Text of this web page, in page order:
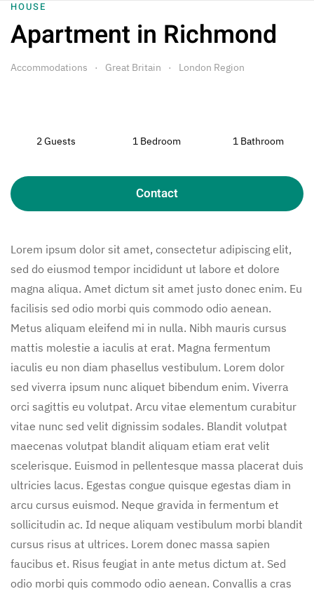
Skip to main content
HOUSE
Apartment in Richmond
Accommodations Great Britain London Region
2 Guests 1 Bedroom 1 Bathroom
Contact
Lorem ipsum dolor sit amet, consectetur adipiscing elit,
sed do eiusmod tempor incididunt ut labore et dolore
magna aliqua. Amet dictum sit amet justo donec enim. Eu
facilisis sed odio morbi quis commodo odio aenean.
Metus aliquam eleifend mi in nulla. Nibh mauris cursus
mattis molestie a iaculis at erat. Magna fermentum
iaculis eu non diam phasellus vestibulum. Lorem dolor
sed viverra ipsum nunc aliquet bibendum enim. Viverra
orci sagittis eu volutpat. Arcu vitae elementum curabitur
vitae nunc sed velit dignissim sodales. Blandit volutpat
maecenas volutpat blandit aliquam etiam erat velit
scelerisque. Euismod in pellentesque massa placerat duis
ultricies lacus. Egestas congue quisque egestas diam in
arcu cursus euismod. Neque gravida in fermentum et
sollicitudin ac. Id neque aliquam vestibulum morbi blandit
cursus risus at ultrices. Lorem donec massa sapien
faucibus et. Risus feugiat in ante metus dictum at. Sed
odio morbi quis commodo odio aenean. Convallis a cras